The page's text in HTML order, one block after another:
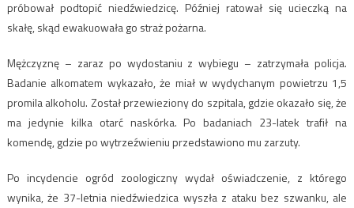
próbował podtopić niedźwiedzicę. Później ratował się ucieczką na
skałę, skąd ewakuowała go straż pożarna.
Mężczyznę – zaraz po wydostaniu z wybiegu – zatrzymała policja.
Badanie alkomatem wykazało, że miał w wydychanym powietrzu 1,5
promila alkoholu. Został przewieziony do szpitala, gdzie okazało się, że
ma jedynie kilka otarć naskórka. Po badaniach 23-latek trafił na
komendę, gdzie po wytrzeźwieniu przedstawiono mu zarzuty.
Po incydencie ogród zoologiczny wydał oświadczenie, z którego
wynika, że 37-letnia niedźwiedzica wyszła z ataku bez szwanku, ale